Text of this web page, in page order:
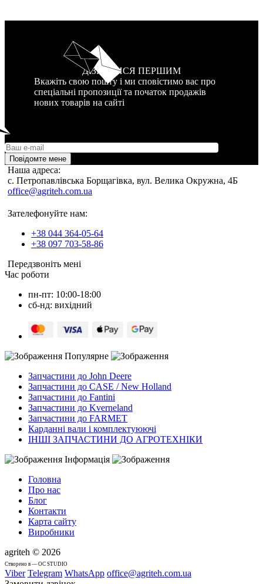
ДІЗНАТИСЯ ПЕРШИМ
Вкажіть свою пошту і ми сповістимо вас про
спеціальні пропозиції та початок продажів
нових товарів на сайті
Повідомте мене
Наша адреса:
c. Петропавлівська Борщагівка, вул. Велика Окружна, 4Б
office@agriteh.com.ua
Зателефонуйте нам:
+38 044 364-05-64
+38 097 703-58-86
Передзвоніть мені
Час роботи
пн-пт: 10:00-18:00
сб-нд: вихідний
Популярне
Запчастини до John Deere
Запчастини до CASE / New Holland
Запчастини до Fantini
Запчастини до Kverneland
Запчастини до FARMET
Карданні вали і комплектуюючі
ІНШІ ЗАПЧАСТИНИ ДО АГРОТЕХНІКИ
Інформація
Головна
Про нас
Блог
Контакти
Карта сайту
Виробники
agriteh © 2026
Cтворено в — OC STUDIO
Viber Telegram WhatsApp office@agriteh.com.ua